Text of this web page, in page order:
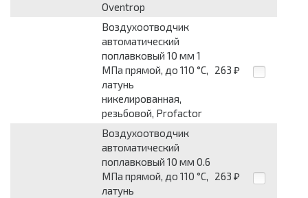
Oventrop
Воздухоотводчик
автоматический
поплавковый 10 мм 1
МПа прямой, до 110 °C,
латунь
никелированная,
резьбовой, Profactor
263 ₽
Воздухоотводчик
автоматический
поплавковый 10 мм 0.6
МПа прямой, до 110 °C,
латунь
263 ₽